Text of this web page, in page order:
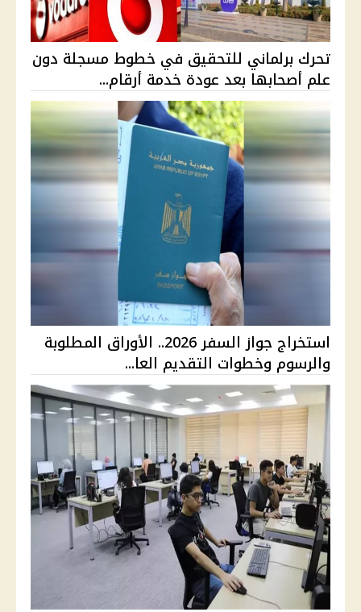
تحرك برلماني للتحقيق في خطوط مسجلة دون
علم أصحابها بعد عودة خدمة أرقام...
استخراج جواز السفر 2026.. الأوراق المطلوبة
والرسوم وخطوات التقديم العا...